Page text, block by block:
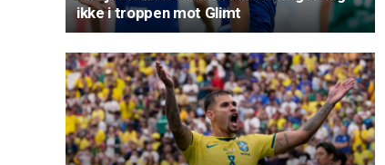
ikke i troppen mot Glimt